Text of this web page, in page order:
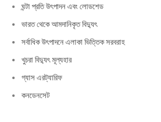
ঘন্টা প্রতি উৎপাদন এবং লোডশেড
ভারত থেকে আমদানিকৃত বিদ্যুৎ
সর্বাধিক উৎপাদনে এলাকা ভিত্তিক সরবরাহ
খুচরা বিদ্যুৎ মূল্যহার
গ্যাস এরট্যারিফ
কনডেনসেট